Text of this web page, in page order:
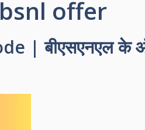
offer
| बीएसएनएल